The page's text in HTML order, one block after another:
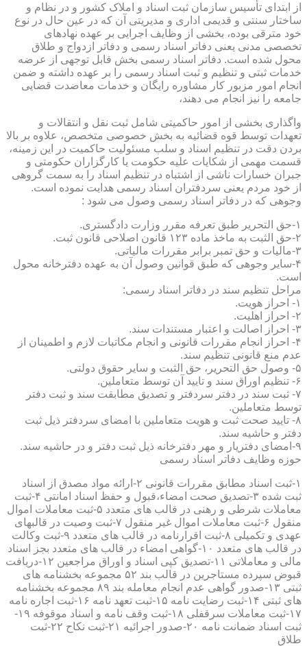
از ابتدای تأسیس سازمان ثبت اسناد و املاک کشور و در نظام و
ساختار سنتی و قدیمی اداری و مدیریتی آن که در عین حال در نوع
خود مترقی بوده، بخشی از وظایف اجرایی بر عهده نهادهای
تخصصی مدنی یعنی دفاتر اسناد رسمی و دفاتر ازدواج و طلاق
محول شده است. دفاتر اسناد رسمی بخش قابل توجهی از عرضه
خدمات ثبتی و تنظیم و ثبت اسناد رسمی را بر عهده داشته و ضمن
انجام امور مزبور کار مشاوره رایگان و خدمات معاضدت قضایی
جامعه را نیز انجام می دهند،
واگذاری بخشی از امور حاکمیتی شامل ثبت نقل و انتقالات و
تعهدات توسط قوه قضائیه به بخش خصوصی متخصص، علاوه بر بالا
بردن دقت در تنظیم اسناد و سلب مسئولیت حاکمیت در این زمینه،
قسمت مهمی از شکایات علیه حکومت یا کارگزاران حکومتی و
جبران خسارات ناشی از اشتباه در تنظیم اسناد را به سمت گروهی
از خود مردم یعنی سردفتران اسناد رسمی هدایت نموده است.
وجوهی که در دفاتر اسناد رسمی وصول می شود :
۱-حق التحریر طبق تعرفه مقرر وزارت دادگستری.
۲-حق الثبت به ماخذ ماده ۱۲۳ قانون اصلاحی قانون ثبت.
۳-مالیات و حق تمبر برابر مقررات مالیاتی.
۴-سایر وجوهی که طبق قوانین وصول آن به عهده دفترخانه محول
است.
مراحل تنظیم سند در دفاتر اسناد رسمی:
۱- احراز هویت.
۲- احراز اهلیت.
۳- احراز اصالت و اعتبار مستندات سند.
۴- احراز انجام مقررات قانونی و انجام مکاتبات لازم و اطمینان از
عدم منع قانونی تنظیم سند.
۵- وصول حق التحریر، حق الثبت و سایر حقوق دولتی.
۶- تنظیم اوراق سند و تایید آن توسط متعاملین.
۷- ثبت سند در دفتر سردفتر و تصدیق مطابقت سند و ثبت دفتر
توسط متعاملین.
۸- تایید صحت ثبت و هویت متعاملین با امضای سردفتر ذیل ثبت
دفتر و حاشیه سند.
۹-امضای دفتریار و مهر دفترخانه ذیل ثبت دفتر و در حاشیه سند.
حوزه وظایف دفاتر اسناد رسمی
۱-ثبت اسناد مطابق مقررات قانونی ۲-ارائه مواد مصدق از اسناد
ثبت شده ۳-تصدیق صحت امضاء،قبول و حفظ اسناد امانتی ۴-ثبت
معاملات شرطی و رهنی در قالب های متعدد ۵-ثبت معاملات اموال
منقول ۶-ثبت معاملات اموال غیر منقول ۷-ثبت وصیت در قالبهای
عهدی و تکمیلی ۸-ثبت اقرارنامه در قالب های متعدد ۹-ثبت وکالت
در قالب های متعدد ۱۰-گواهی امضاء در قالب های متعدد بجز اسناد
مالی و معاملاتی ۱۱-تصدیق کپی اسناد و اوراق مراجعین ۱۲-دریافت
قبوض سپرده مستاجرین در قالب بند ۵۲ مجموعه بخشنامه های
ثبتی ۱۳-صدور گواهی عدم انجام معامله بند ۸۹ مجموعه بخشنامه
های ثبتی ۱۴-ثبت رضایت نامه ۱۵-ثبت تعهد نامه ۱۶-ثبت اجاره نامه
۱۷-ثبت معاملات سرقفلی ۱۸-ثبت وقف نامه و اسناد موقوفه ۱۹-
ثبت اسناد ضمانت نامه ۲۰-صدور اجرائیه ۲۱-ثبت نکاح ۲۲-ثبت
طلاق